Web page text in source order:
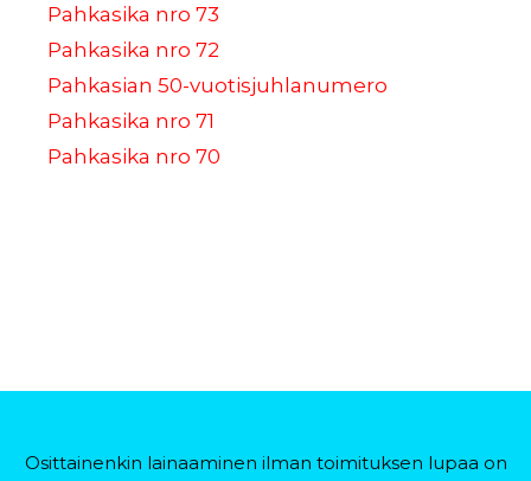
Pahkasika nro 73
Pahkasika nro 72
Pahkasian 50-vuotisjuhlanumero
Pahkasika nro 71
Pahkasika nro 70
Osittainenkin lainaaminen ilman toimituksen lupaa on